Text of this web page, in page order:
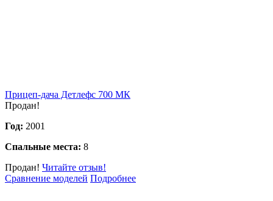
Прицеп-дача Детлефс 700 МК
Продан!
Год: 2001
Спальные места: 8
Продан! Читайте отзыв!
Сравнение моделей Подробнее